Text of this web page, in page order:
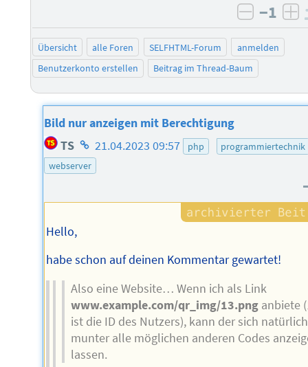
negativ
−1
Übersicht alle Foren SELFHTML-Forum
anmelden
Benutzerkonto erstellen
Beitrag im Thread-Baum
Bild nur anzeigen mit Berechtigung
TS Homepage
des
21.04.2023 09:57 php
programmiertechnik
webserver
Hello,
habe schon auf deinen Kommentar gewartet!
Also eine Website… Wenn ich als Link
www.example.com/qr_img/13.png anbiete
ist die ID des Nutzers), kann der sich natürlich
munter alle möglichen anderen Codes
lassen.